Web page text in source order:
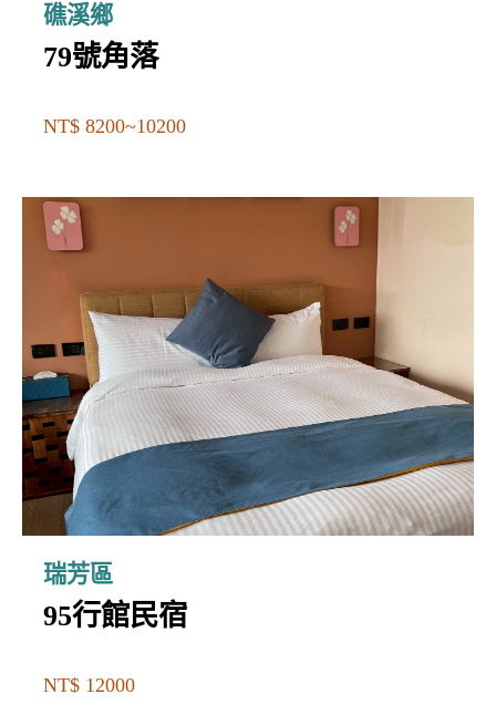
礁溪鄉
79號角落
NT$ 8200~10200
瑞芳區
95行館民宿
NT$ 12000